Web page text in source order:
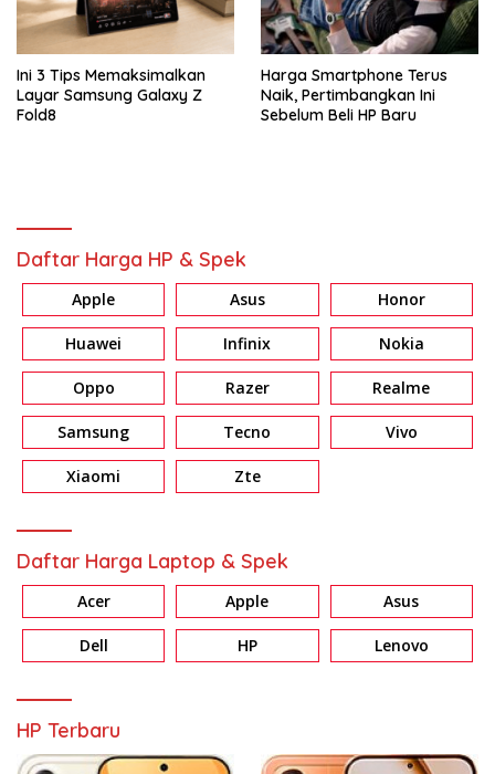
Ini 3 Tips Memaksimalkan
Layar Samsung Galaxy Z
Fold8
Harga Smartphone Terus
Naik, Pertimbangkan Ini
Sebelum Beli HP Baru
Daftar Harga HP & Spek
Apple Asus Honor
Huawei Infinix Nokia
Oppo Razer Realme
Samsung Tecno Vivo
Xiaomi Zte
Daftar Harga Laptop & Spek
Acer Apple Asus
Dell HP Lenovo
HP Terbaru